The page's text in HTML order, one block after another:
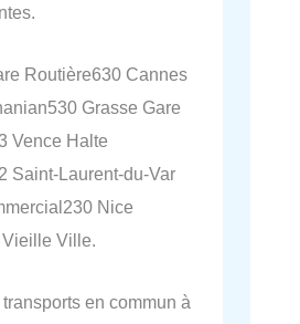
Routière630 Cannes
Grasse Gare
Vence Halte
Saint-Laurent-du-Var
Nice
Ville.
en commun à